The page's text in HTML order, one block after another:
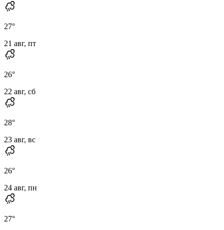
27°
21 авг, пт
26°
22 авг, сб
28°
23 авг, вс
26°
24 авг, пн
27°